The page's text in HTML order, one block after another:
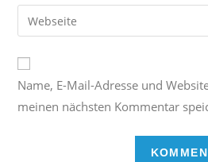
Name, E-Mail-Adresse und
meinen nächsten Kommentar